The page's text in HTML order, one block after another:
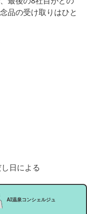
品の受け取りはひと
日による
AI温泉コンシェルジュ